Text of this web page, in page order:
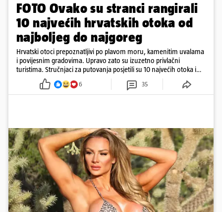
FOTO Ovako su stranci rangirali
10 najvećih hrvatskih otoka od
najboljeg do najgoreg
Hrvatski otoci prepoznatljivi po plavom moru, kamenitim uvalama
i povijesnim gradovima. Upravo zato su izuzetno privlačni
turistima. Stručnjaci za putovanja posjetili su 10 najvećih otoka i
rangirali ih
6 35